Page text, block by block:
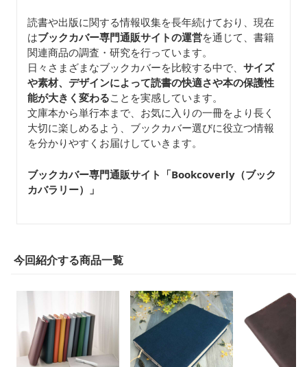
読書や出版に関する情報収集を長年続けており、現在
はブックカバー専門通販サイトの運営を通じて、書籍
関連商品の調査・研究を行っています。
日々さまざまなブックカバーを比較する中で、 サイズ
や素材、デザインによって読書の快適さや本の保護性
能が大きく変わることを実感しています。
文庫本から単行本まで、お気に入りの一冊をより長く
大切に楽しめるよう、ブックカバー選びに役立つ情報
を分かりやすくお届けしていきます。
ブックカバー専門通販サイト「Bookcoverly（ブック
カバラリー）」
今回紹介する商品一覧